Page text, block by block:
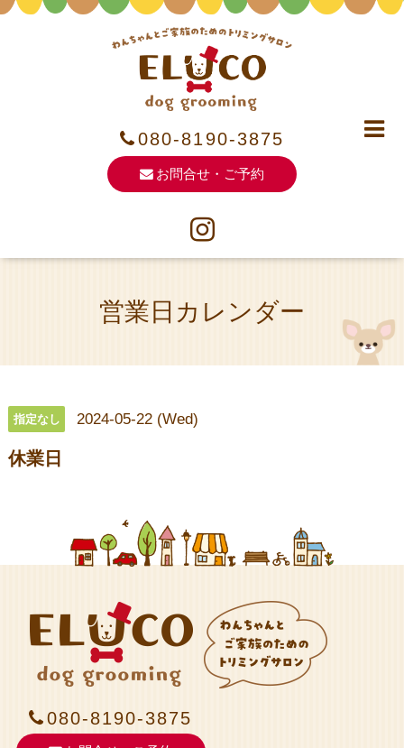
080-8190-3875
お問合せ・ご予約
営業日カレンダー
指定なし 2024-05-22 (Wed)
休業日
080-8190-3875